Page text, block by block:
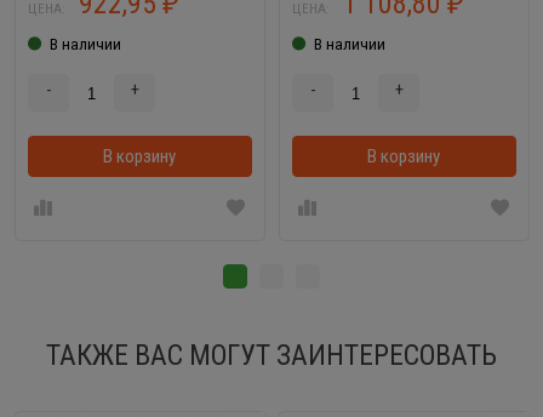
ЦЕНА:
В наличии
- +
В корзину В корзинке
ЦЕНА:
В наличии
- +
В корзину
ТАКЖЕ ВАС МОГУТ ЗАИНТЕРЕСОВАТЬ